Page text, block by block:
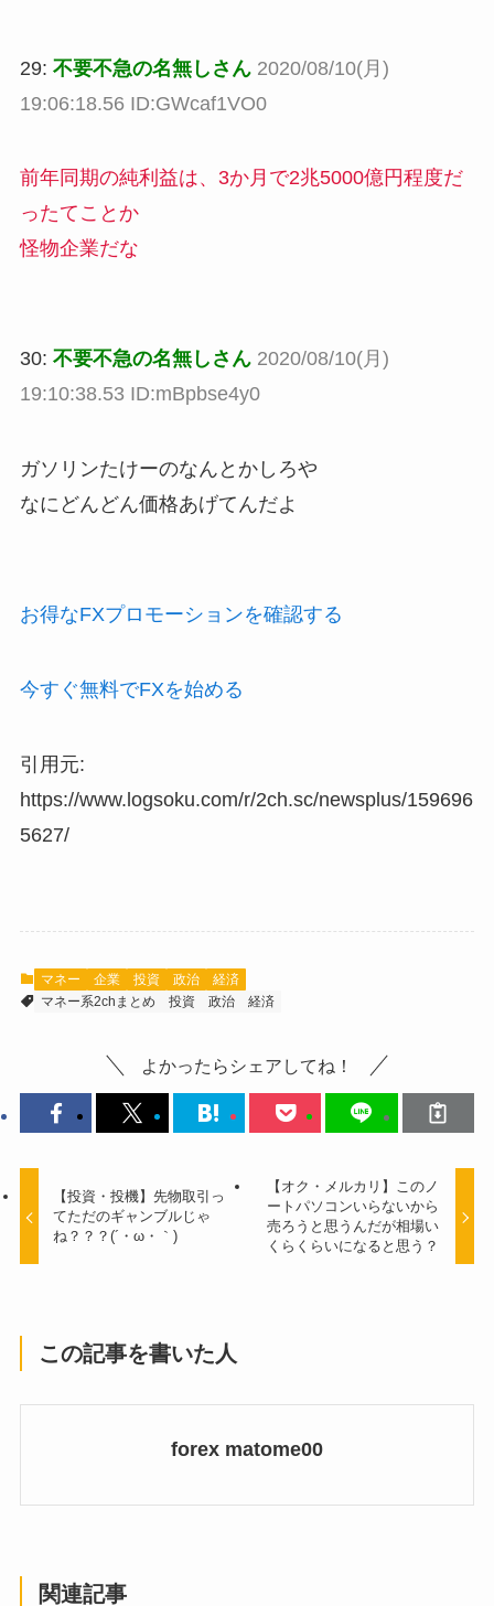
29: 不要不急の名無しさん 2020/08/10(月)
19:06:18.56 ID:GWcaf1VO0
前年同期の純利益は、3か月で2兆5000億円程度だ
ったてことか
怪物企業だな
30: 不要不急の名無しさん 2020/08/10(月)
19:10:38.53 ID:mBpbse4y0
ガソリンたけーのなんとかしろや
なにどんどん価格あげてんだよ
お得なFXプロモーションを確認する
今すぐ無料でFXを始める
引用元:
https://www.logsoku.com/r/2ch.sc/newsplus/159696
5627/
マネー 企業 投資 政治
経済
マネー系2chまとめ
投資 政治 経済
よかったらシェアしてね！
【投資・投機】先物取引っ
てただのギャンブルじゃ
ね？？？(´・ω・｀)
【オク・メルカリ】このノ
ートパソコンいらないから
売ろうと思うんだが相場い
くらくらいになると思う？
この記事を書いた人
forex matome00
関連記事